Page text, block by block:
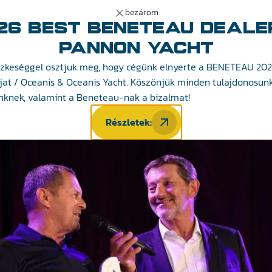
bezárom
BEST BENETEAU
PANNON YACHT
osztjuk meg, hogy cégünk elnyerte a BENETEAU
/ Oceanis & Oceanis Yacht. Köszönjük minden
valamint a Beneteau-nak a bizalmat!
Részletek:
Aktualitások Hajózás 101 Pannon Yacht
megoldásokat. Ügyfeleik és üzleti partnereik egy
áll rendelkezésükre.